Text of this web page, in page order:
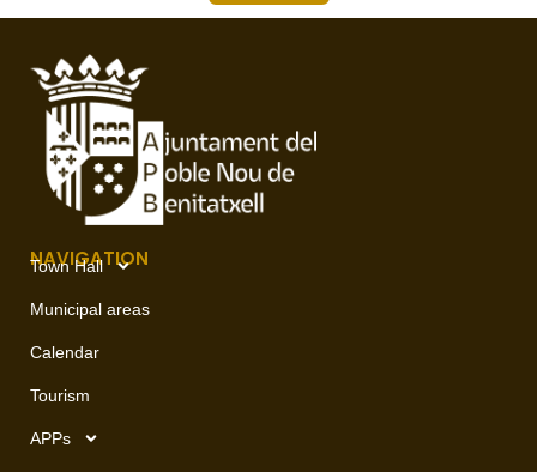
NAVIGATION
Town Hall
Municipal areas
Calendar
Tourism
APPs